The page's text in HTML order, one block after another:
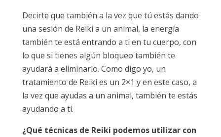
Decirte que también a la vez que tú estás dando
una sesión de Reiki a un animal, la energía
también te está entrando a ti en tu cuerpo, con
lo que si tienes algún bloqueo también te
ayudará a eliminarlo. Como digo yo, un
tratamiento de Reiki es un 2×1 y en este caso, a
la vez que ayudas a un animal, también te estás
ayudando a ti.
¿Qué técnicas de Reiki podemos utilizar con